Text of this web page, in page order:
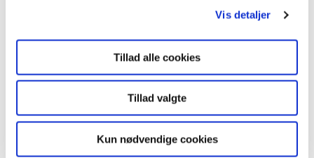
Vis detaljer
Tillad alle cookies
Tillad valgte
Kun nødvendige cookies